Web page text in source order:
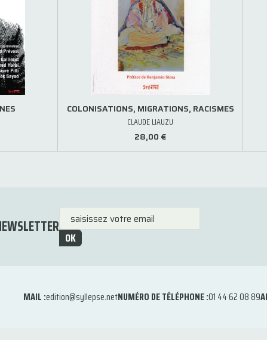
COLONISATIONS, MIGRATIONS, RACISMES
CLAUDE LIAUZU
28,00 €
OK
MAIL :edition@syllepse.netNUMÉRO DE TÉLÉPHONE :01 44 62 08 89